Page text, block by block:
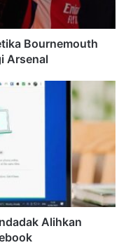
Bournemouth
Arsenal
Alihkan